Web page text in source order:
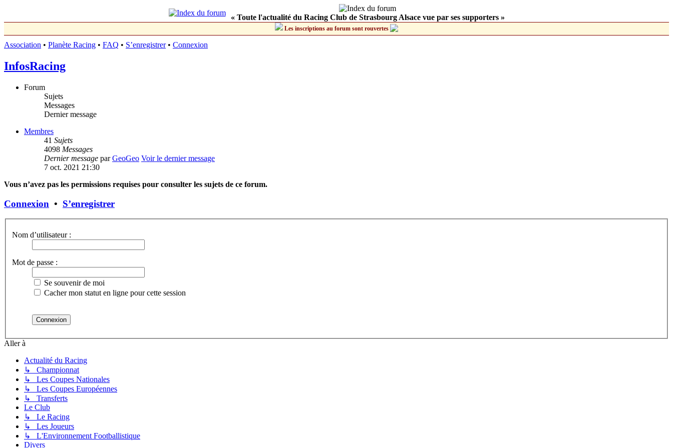
« Toute l'actualité du Racing Club de Strasbourg Alsace vue par ses supporters »
Les inscriptions au forum sont rouvertes
Association • Planète Racing • FAQ • S’enregistrer• Connexion
InfosRacing
Forum
Sujets
Messages
Dernier message
Membres
41 Sujets
4098 Messages
Dernier message parGeoGeo Voir le dernier message
7 oct. 2021 21:30
Vous n’avez pas les permissions requises pour consulter les sujets de ce forum.
Connexion • S’enregistrer
Nom d’utilisateur :
Mot de passe :
Se souvenir de moi
Cacher mon statut en ligne pour cette session
Aller à
Actualité du Racing
↳ Championnat
↳ Les Coupes Nationales
↳ Les Coupes Européennes
↳ Transferts
Le Club
↳ Le Racing
↳ Les Joueurs
↳ L'Environnement Footballistique
Divers